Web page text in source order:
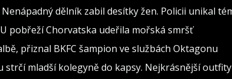
dělník zabil desítky žen. Policii unikal
pobřeží Chorvatska udeřila mořská smršť
přiznal BKFC šampion ve službách Oktagonu
strčí mladší kolegyně do kapsy. Nejkrásnější